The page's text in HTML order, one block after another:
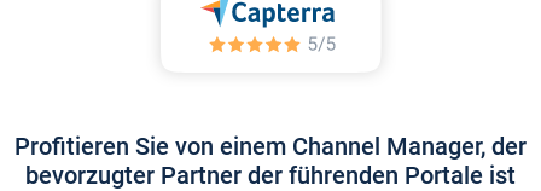
Profitieren Sie von einem Channel Manager, der
bevorzugter Partner der führenden Portale ist